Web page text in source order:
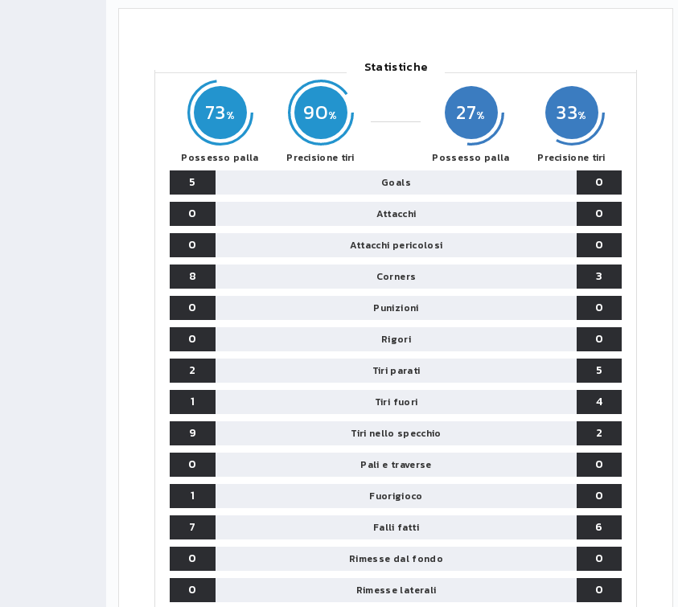
Statistiche
73
Possesso palla
90
Precisione tiri
27
Possesso palla
33
Precisione tiri
5 Goals
0
0
Attacchi
0
0
Attacchi pericolosi
0
8
Corners
3
0
Punizioni
0
0
Rigori
0
2
Tiri parati
5
1
Tiri fuori
4
9
Tiri nello specchio
2
0
Pali e traverse
0
1
Fuorigioco
0
7
Falli fatti
6
0
Rimesse dal fondo
0
0
Rimesse laterali
0